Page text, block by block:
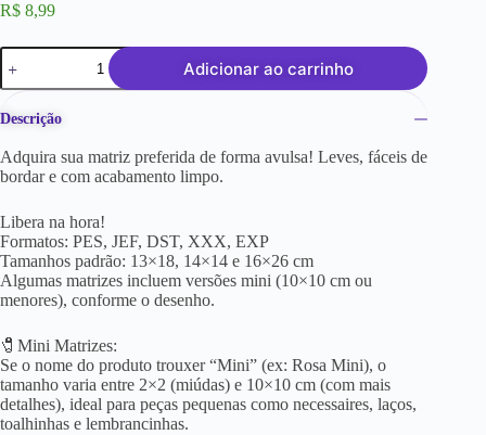
R$ 8,99
Adicionar ao carrinho
Descrição
Adquira sua matriz preferida de forma avulsa! Leves, fáceis de
bordar e com acabamento limpo.
Libera na hora!
Formatos: PES, JEF, DST, XXX, EXP
Tamanhos padrão: 13×18, 14×14 e 16×26 cm
Algumas matrizes incluem versões mini (10×10 cm ou
menores), conforme o desenho.
🧷Mini Matrizes:
Se o nome do produto trouxer “Mini” (ex: Rosa Mini), o
tamanho varia entre 2×2 (miúdas) e 10×10 cm (com mais
detalhes), ideal para peças pequenas como necessaires, laços,
toalhinhas e lembrancinhas.